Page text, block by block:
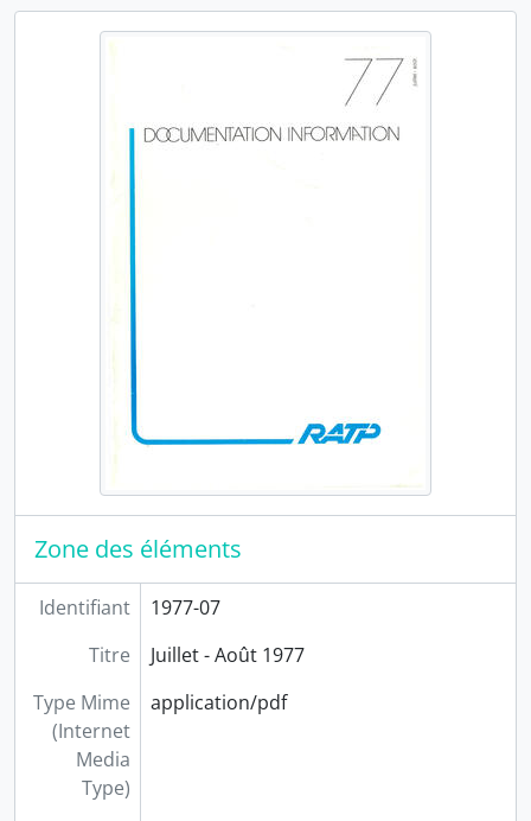
1982
PER3 - Etudes et Projets (1983-1991)
PER4 - Savoir faire (1992-2004)
PER5 - Actua - Comité d'entreprise de la RATP (1974-1982)
PER6 - L'Echo de la STCRP (1929-1932)
PER7 - Bulletin de la Compagnie française pour l'exploitation des procédés Thomson-Houston (1894-1913)
PER10 - Notre métier (1946-1951)
PER11 - RATP Informations (1972-1975)
PER12 - RATP Quinzo (2004-2009)
PER13 - Connexions (1994-2017)
PER15 - Urban Mag (2009-2019)
PER16 - La lettre du management (1996-2003)
PER18 - Quoi de neuf à EST (2001-2008)
PER20 - La lettre aux associations (1992-2013)
PER21 - Clef en main (1995-2006)
PER22 - Itinéraires (1992-2004)
PER23 - La lettre du CNT (1994-2005)
PER24 - En direct (2002-2009)
PER25 - Un ticket pour les péages (2001-2004)
PER26 - Cap au Nord (2005-2006)
PER27 - Actualités (1991-1999)
PER28 - @uber.com (2000-2004)
Zone des éléments
Identifiant
1977-07
Titre
Juillet - Août 1977
Type Mime
(Internet
Media
Type)
application/pdf